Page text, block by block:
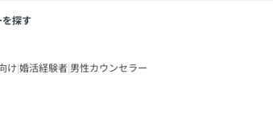
探す
け|婚活経験者|男性カウンセラー